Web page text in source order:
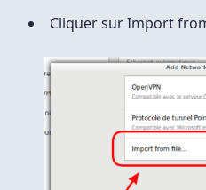
Cliquer sur Import